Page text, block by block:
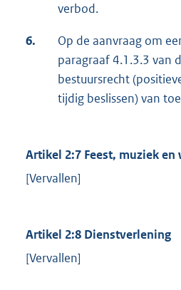
verbod.
6.
Op de aanvraag om
paragraaf 4.1.3.3 van
bestuursrecht
tijdig beslissen) van
Artikel 2:7 Feest, muziek
[Vervallen]
Artikel 2:8 Dienstverlening
[Vervallen]